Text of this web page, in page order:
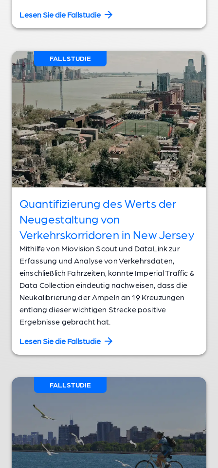
Lesen Sie die Fallstudie
FALLSTUDIE
Quantifizierung des Werts der
Neugestaltung von
Verkehrskorridoren in New Jersey
Mithilfe von Miovision Scout und DataLink zur
Erfassung und Analyse von Verkehrsdaten,
einschließlich Fahrzeiten, konnte Imperial Traffic &
Data Collection eindeutig nachweisen, dass die
Neukalibrierung der Ampeln an 19 Kreuzungen
entlang dieser wichtigen Strecke positive
Ergebnisse gebracht hat.
Lesen Sie die Fallstudie
FALLSTUDIE